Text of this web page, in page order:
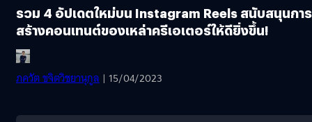
รวม 4 อัปเดตใหม่บน Instagram Reels สนับสนุนการ
สร้างคอนเทนต์ของเหล่าครีเอเตอร์ให้ดียิ่งขึ้น!
ภควัต ขจิตวิชยานุกูล | 15/04/2023